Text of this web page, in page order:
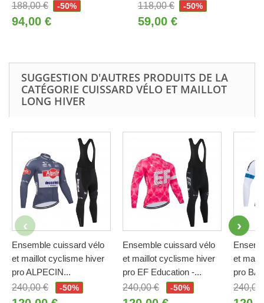
188,00 €
-50%
94,00 €
118,00 €
-50%
59,00 €
SUGGESTION D'AUTRES PRODUITS DE LA
CATÉGORIE CUISSARD VÉLO ET MAILLOT
LONG HIVER
Ensemble cuissard vélo
et maillot cyclisme hiver
pro ALPECIN...
240,00 €
-50%
Ensemble cuissard vélo
et maillot cyclisme hiver
pro EF Education -...
240,00 €
-50%
et
pro
240,00